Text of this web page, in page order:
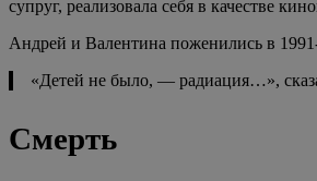
супруг, реализовала себя в качестве
Андрей и Валентина поженились в
«Детей не было, — радиация…»,
Смерть